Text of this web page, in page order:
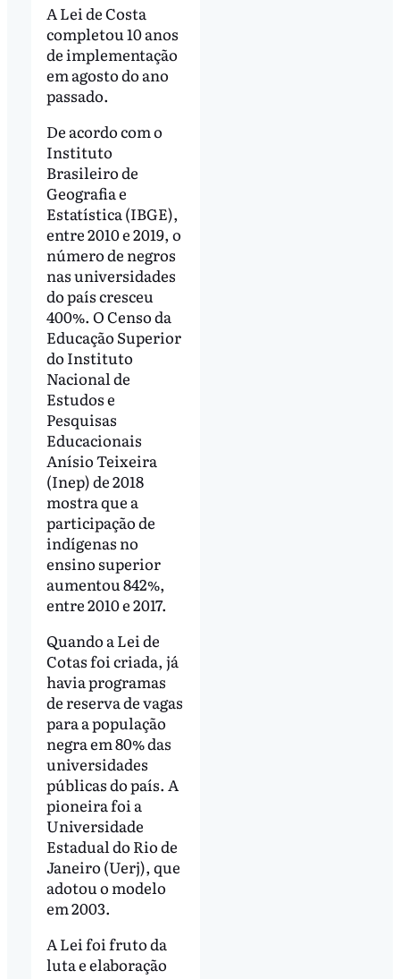
A Lei de Costa
completou 10 anos
de implementação
em agosto do ano
passado.
De acordo com o
Instituto
Brasileiro de
Geografia e
Estatística (IBGE),
entre 2010 e 2019, o
número de negros
nas universidades
do país cresceu
400%. O Censo da
Educação Superior
do Instituto
Nacional de
Estudos e
Pesquisas
Educacionais
Anísio Teixeira
(Inep) de 2018
mostra que a
participação de
indígenas no
ensino superior
aumentou 842%,
entre 2010 e 2017.
Quando a Lei de
Cotas foi criada, já
havia programas
de reserva de vagas
para a população
negra em 80% das
universidades
públicas do país. A
pioneira foi a
Universidade
Estadual do Rio de
Janeiro (Uerj), que
adotou o modelo
em 2003.
A Lei foi fruto da
luta e elaboração